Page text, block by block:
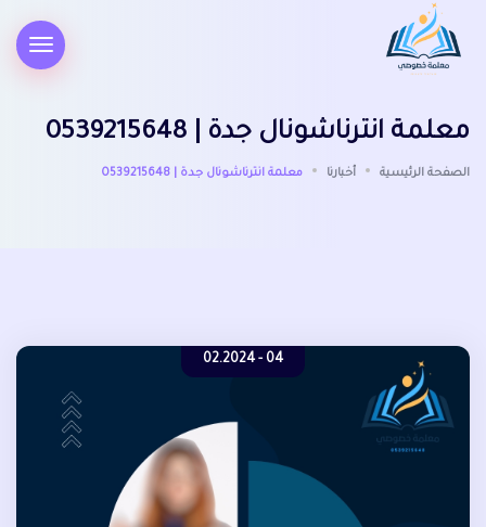
معلمة انترناشونال جدة | 0539215648
الصفحة الرئيسية أخبارنا معلمة انترناشونال جدة | 0539215648
04 - 02.2024